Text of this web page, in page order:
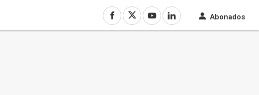
Abonados